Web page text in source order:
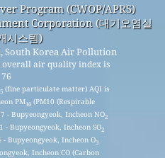
Program (CWOP/APRS)
Corporation (대기오염실
시스템)
South Korea Air Pollution
overall air quality index is
76
(fine particulate matter) AQI is
PM10 (PM10 (Respirable
- Bupyeongyeok, Incheon NO2
- Bupyeongyeok, Incheon SO2
Bupyeongyeok, Incheon O3
Incheon CO (Carbon